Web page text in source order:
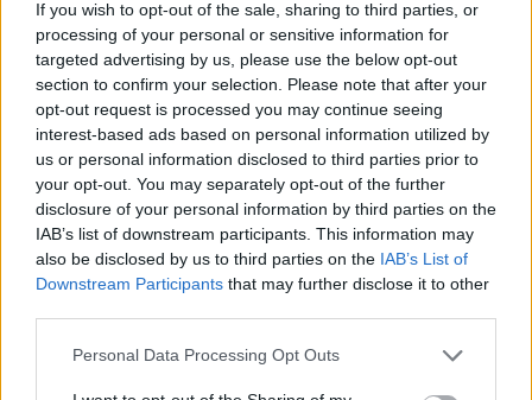
If you wish to opt-out of the sale, sharing to third parties, or
processing of your personal or sensitive information for
targeted advertising by us, please use the below opt-out
section to confirm your selection. Please note that after your
opt-out request is processed you may continue seeing
interest-based ads based on personal information utilized by
us or personal information disclosed to third parties prior to
your opt-out. You may separately opt-out of the further
disclosure of your personal information by third parties on the
IAB’s list of downstream participants. This information may
also be disclosed by us to third parties on the IAB’s List of
Downstream Participants that may further disclose it to other
Personal Data Processing Opt Outs
NOTICIAS
Unos sacos de dormir especiales permiten
tratar en casa a los bebés con ictericia
LEER